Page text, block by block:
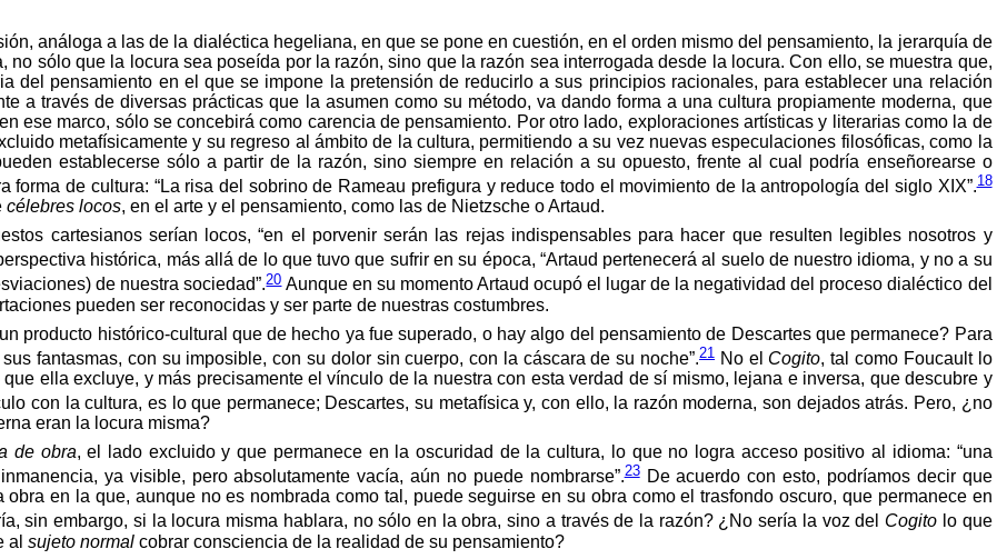
análoga a las de la dialéctica hegeliana, en que se pone en cuestión, en el orden mismo del pensamiento, la jerarquía de
sólo que la locura sea poseída por la razón, sino que la razón sea interrogada desde la locura. Con ello, se muestra que,
del pensamiento en el que se impone la pretensión de reducirlo a sus principios racionales, para establecer una relación
a través de diversas prácticas que la asumen como su método, va dando forma a una cultura propiamente moderna, que
ese marco, sólo se concebirá como carencia de pensamiento. Por otro lado, exploraciones artísticas y literarias como la de
metafísicamente y su regreso al ámbito de la cultura, permitiendo a su vez nuevas especulaciones filosóficas, como la
establecerse sólo a partir de la razón, sino siempre en relación a su opuesto, frente al cual podría enseñorearse o
forma de cultura: “La risa del sobrino de Rameau prefigura y reduce todo el movimiento de la antropología del siglo XIX”.18
célebres locos, en el arte y el pensamiento, como las de Nietzsche o Artaud.
cartesianos serían locos, “en el porvenir serán las rejas indispensables para hacer que resulten legibles nosotros y
histórica, más allá de lo que tuvo que sufrir en su época, “Artaud pertenecerá al suelo de nuestro idioma, y no a su
de nuestra sociedad”.20Aunque en su momento Artaud ocupó el lugar de la negatividad del proceso dialéctico del
pueden ser reconocidas y ser parte de nuestras costumbres.
producto histórico-cultural que de hecho ya fue superado, o hay algo del pensamiento de Descartes que permanece? Para
fantasmas, con su imposible, con su dolor sin cuerpo, con la cáscara de su noche”.21 No el Cogito, tal como Foucault lo
ella excluye, y más precisamente el vínculo de la nuestra con esta verdad de sí mismo, lejana e inversa, que descubre y
con la cultura, es lo que permanece; Descartes, su metafísica y, con ello, la razón moderna, son dejados atrás. Pero, ¿no
eran la locura misma?
de obra, el lado excluido y que permanece en la oscuridad de la cultura, lo que no logra acceso positivo al idioma: “una
ya visible, pero absolutamente vacía, aún no puede nombrarse”.23De acuerdo con esto, podríamos decir que
obra en la que, aunque no es nombrada como tal, puede seguirse en su obra como el trasfondo oscuro, que permanece en
sin embargo, si la locura misma hablara, no sólo en la obra, sino a través de la razón? ¿No sería la voz del Cogito lo que
alsujeto normal cobrar consciencia de la realidad de su pensamiento?